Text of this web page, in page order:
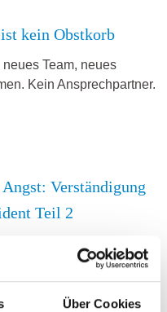
Über Cookies
kein Obstkorb
Team, neues
Kein Ansprechpartner.
Verständigung
Teil 2
mutige